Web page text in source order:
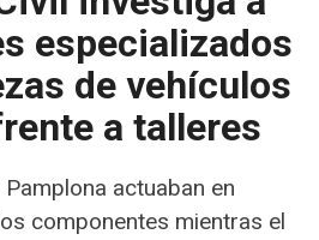
especializados
de vehículos
a talleres
actuaban en
componentes mientras el